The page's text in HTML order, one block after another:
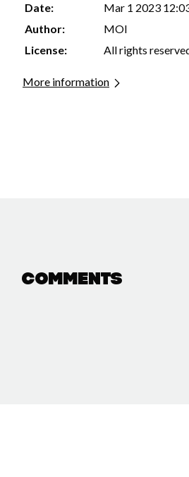
Date:
Mar 1 2023
Author:
MOI
License:
All rights
More information
Comments